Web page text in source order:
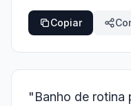
Copiar
"Banho de rotina